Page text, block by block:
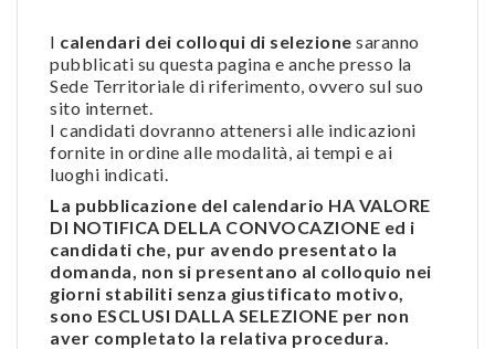
I calendari dei colloqui di selezione saranno
pubblicati su questa pagina e anche presso la
Sede Territoriale di riferimento, ovvero sul suo
sito internet.
I candidati dovranno attenersi alle indicazioni
fornite in ordine alle modalità, ai tempi e ai
luoghi indicati.
La pubblicazione del calendario HA VALORE
DI NOTIFICA DELLA CONVOCAZIONE ed i
candidati che, pur avendo presentato la
domanda, non si presentano al colloquio nei
giorni stabiliti senza giustificato motivo,
sono ESCLUSI DALLA SELEZIONE per non
aver completato la relativa procedura.